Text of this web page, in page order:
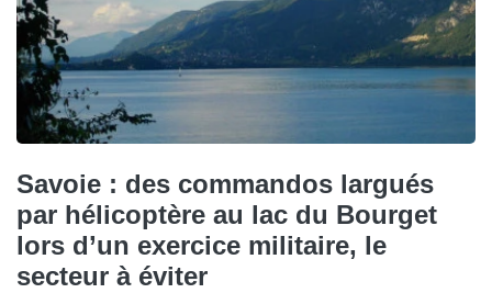
Savoie : des commandos largués
par hélicoptère au lac du Bourget
lors d’un exercice militaire, le
secteur à éviter